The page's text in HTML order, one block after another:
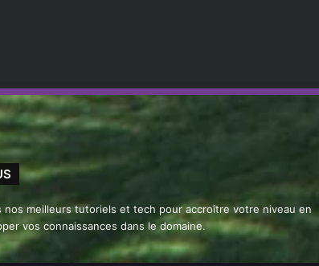
nos meilleurs tutoriels et tech pour accroître votre niveau en
vos connaissances dans le domaine.